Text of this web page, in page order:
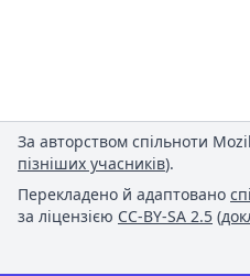
За авторством спільноти
пізніших учасників).
Перекладено й адаптовано
за ліцензією CC-BY-SA 2.5 (